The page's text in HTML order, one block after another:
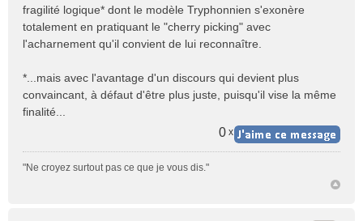
fragilité logique* dont le modèle Tryphonnien s'exonère
totalement en pratiquant le "cherry picking" avec
l'acharnement qu'il convient de lui reconnaître.
*...mais avec l'avantage d'un discours qui devient plus
convaincant, à défaut d'être plus juste, puisqu'il vise la même
finalité...
0 x
"Ne croyez surtout pas ce que je vous dis."